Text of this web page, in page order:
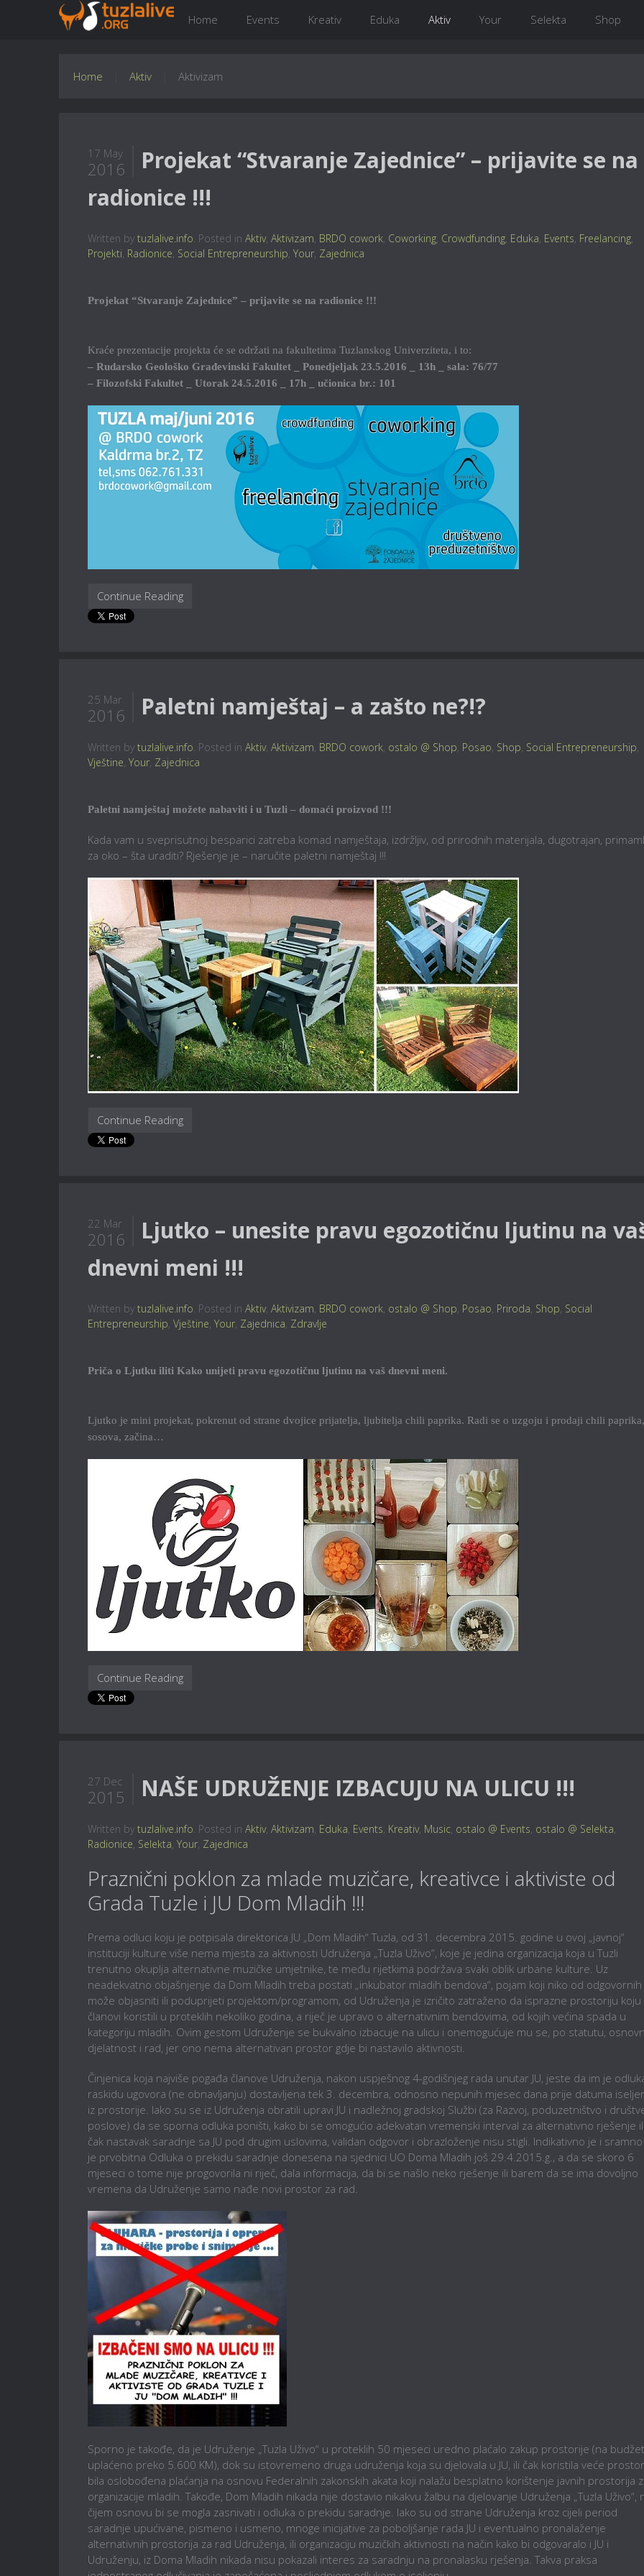
Home Events Kreativ Eduka Aktiv Your Selekta Shop
Home Aktiv Aktivizam
17 May
2016
Projekat “Stvaranje Zajednice” – prijavite se na
radionice !!!
Written by tuzlalive.info. Posted in Aktiv, Aktivizam, BRDO cowork, Coworking, Crowdfunding, Eduka, Events, Freelancing,
Projekti, Radionice, Social Entrepreneurship, Your, Zajednica
Projekat “Stvaranje Zajednice” – prijavite se na radionice !!!
Kraće prezentacije projekta će se održati na fakultetima Tuzlanskog Univerziteta, i to:
– Rudarsko Geološko Građevinski Fakultet _ Ponedjeljak 23.5.2016 _ 13h _ sala: 76/77
– Filozofski Fakultet _ Utorak 24.5.2016 _ 17h _ učionica br.: 101
Continue Reading
25 Mar
2016 Paletni namještaj – a zašto ne?!?
Written by tuzlalive.info. Posted in Aktiv, Aktivizam, BRDO cowork, ostalo @ Shop, Posao, Shop, Social Entrepreneurship,
Vještine, Your, Zajednica
Paletni namještaj možete nabaviti i u Tuzli – domaći proizvod !!!
Kada vam u sveprisutnoj besparici zatreba komad namještaja, izdržljiv, od prirodnih materijala, dugotrajan,
za oko – šta uraditi? Rješenje je – naručite paletni namještaj !!!
Continue Reading
22 Mar
2016
Ljutko – unesite pravu egozotičnu ljutinu na
dnevni meni !!!
Written by tuzlalive.info. Posted in Aktiv, Aktivizam, BRDO cowork, ostalo @ Shop, Posao, Priroda, Shop, Social
Entrepreneurship, Vještine, Your, Zajednica, Zdravlje
Priča o Ljutku iliti Kako unijeti pravu egozotičnu ljutinu na vaš dnevni meni.
Ljutko je mini projekat, pokrenut od strane dvojice prijatelja, ljubitelja chili paprika. Radi se o uzgoju i prodaji chili paprika,
sosova, začina…
Continue Reading
27 Dec
2015 NAŠE UDRUŽENJE IZBACUJU NA ULICU !!!
Written by tuzlalive.info. Posted in Aktiv, Aktivizam, Eduka, Events, Kreativ, Music, ostalo @ Events, ostalo @ Selekta,
Radionice, Selekta, Your, Zajednica
Praznični poklon za mlade muzičare, kreativce i aktiviste od
Grada Tuzle i JU Dom Mladih !!!
Prema odluci koju je potpisala direktorica JU „Dom Mladih“ Tuzla, od 31. decembra 2015. godine u ovoj „javnoj“
instituciji kulture više nema mjesta za aktivnosti Udruženja „Tuzla Uživo“, koje je jedina organizacija koja u Tuzli
trenutno okuplja alternativne muzičke umjetnike, te među rijetkima podržava svaki oblik urbane kulture. Uz
neadekvatno objašnjenje da Dom Mladih treba postati „inkubator mladih bendova“, pojam koji niko od
može objasniti ili poduprijeti projektom/programom, od Udruženja je izričito zatraženo da isprazne prostoriju koju
članovi koristili u proteklih nekoliko godina, a riječ je upravo o alternativnim bendovima, od kojih većina spada u
kategoriju mladih. Ovim gestom Udruženje se bukvalno izbacuje na ulicu i onemogućuje mu se, po statutu,
djelatnost i rad, jer ono nema alternativan prostor gdje bi nastavilo aktivnosti.
Činjenica koja najviše pogađa članove Udruženja, nakon uspješnog 4-godišnjeg rada unutar JU, jeste da im je
raskidu ugovora (ne obnavljanju) dostavljena tek 3. decembra, odnosno nepunih mjesec dana prije datuma
iz prostorije. Iako su se iz Udruženja obratili upravi JU i nadležnoj gradskoj Službi (za Razvoj, poduzetništvo i
poslove) da se sporna odluka poništi, kako bi se omogućio adekvatan vremenski interval za alternativno rješenje
čak nastavak saradnje sa JU pod drugim uslovima, validan odgovor i obrazloženje nisu stigli. Indikativno je i
je prvobitna Odluka o prekidu saradnje donesena na sjednici UO Doma Mladih još 29.4.2015.g., a da se skoro 6
mjeseci o tome nije progovorila ni riječ, dala informacija, da bi se našlo neko rješenje ili barem da se ima dovoljno
vremena da Udruženje samo nađe novi prostor za rad.
Sporno je takođe, da je Udruženje „Tuzla Uživo“ u proteklih 50 mjeseci uredno plaćalo zakup prostorije (na budžet
uplaćeno preko 5.600 KM), dok su istovremeno druga udruženja koja su djelovala u JU, ili čak koristila veće
bila oslobođena plaćanja na osnovu Federalnih zakonskih akata koji nalažu besplatno korištenje javnih prostorija
organizacije mladih. Takođe, Dom Mladih nikada nije dostavio nikakvu žalbu na djelovanje Udruženja „Tuzla Uživo“,
čijem osnovu bi se mogla zasnivati i odluka o prekidu saradnje. Iako su od strane Udruženja kroz cijeli period
saradnje upućivane, pismeno i usmeno, mnoge inicijative za poboljšanje rada JU i eventualno pronalaženje
alternativnih prostorija za rad Udruženja, ili organizaciju muzičkih aktivnosti na način kako bi odgovaralo i JU i
Udruženju, iz Doma Mladih nikada nisu pokazali interes za saradnju na pronalasku rješenja. Takva praksa